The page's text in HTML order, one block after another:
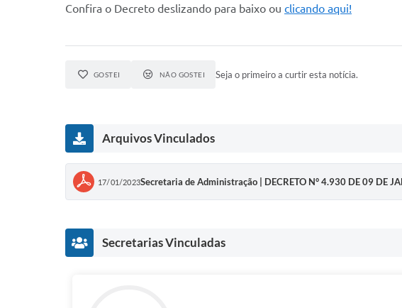
Confira o Decreto deslizando para baixo ou clicando aqui!
GOSTEI NÃO GOSTEI Seja o primeiro a curtir esta notícia.
Arquivos Vinculados
17/01/2023Secretaria de Administração | DECRETO N° 4.930 DE 09 DE
Secretarias Vinculadas